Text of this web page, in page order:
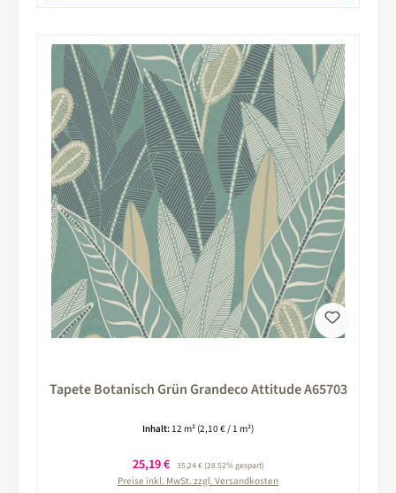
Tapete Botanisch Grün Grandeco Attitude A65703
Inhalt: 12 m² (2,10 € / 1 m²)
Verkaufspreis:
25,19 € Regulärer Preis:
35,24 €(28.52% gespart)
Preise inkl. MwSt. zzgl. Versandkosten